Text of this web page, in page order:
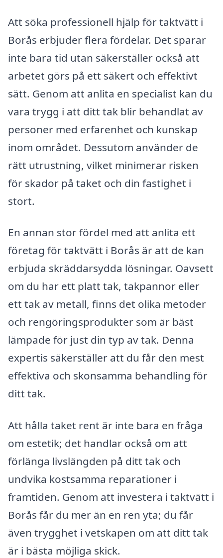
Att söka professionell hjälp för taktvätt i
Borås erbjuder flera fördelar. Det sparar
inte bara tid utan säkerställer också att
arbetet görs på ett säkert och effektivt
sätt. Genom att anlita en specialist kan du
vara trygg i att ditt tak blir behandlat av
personer med erfarenhet och kunskap
inom området. Dessutom använder de
rätt utrustning, vilket minimerar risken
för skador på taket och din fastighet i
stort.
En annan stor fördel med att anlita ett
företag för taktvätt i Borås är att de kan
erbjuda skräddarsydda lösningar. Oavsett
om du har ett platt tak, takpannor eller
ett tak av metall, finns det olika metoder
och rengöringsprodukter som är bäst
lämpade för just din typ av tak. Denna
expertis säkerställer att du får den mest
effektiva och skonsamma behandling för
ditt tak.
Att hålla taket rent är inte bara en fråga
om estetik; det handlar också om att
förlänga livslängden på ditt tak och
undvika kostsamma reparationer i
framtiden. Genom att investera i taktvätt i
Borås får du mer än en ren yta; du får
även trygghet i vetskapen om att ditt tak
är i bästa möjliga skick.